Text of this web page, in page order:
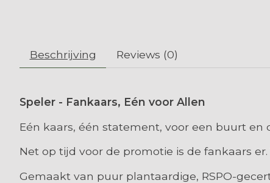
Beschrijving Reviews (0)
Speler - Fankaars, Eén voor Allen
Eén kaars, één statement, voor een buurt en
Net op tijd voor de promotie is de fankaars
Gemaakt van puur plantaardige, RSPO-